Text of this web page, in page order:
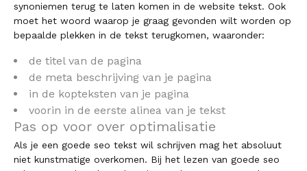
synoniemen terug te laten komen in de website tekst. Ook
moet het woord waarop je graag gevonden wilt worden op
bepaalde plekken in de tekst terugkomen, waaronder:
de titel van de pagina
de meta beschrijving van je pagina
in de kopteksten van je pagina
voorin in de eerste alinea van je tekst
Pas op voor over optimalisatie
Als je een goede seo tekst wil schrijven mag het absoluut
niet kunstmatige overkomen. Bij het lezen van goede seo